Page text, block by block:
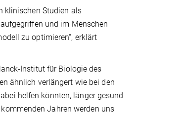
klinischen Studien als
und im Menschen
zu optimieren“, erklärt
Institut für Biologie des
ähnlich verlängert wie bei den
helfen könnten, länger gesund
Jahren werden uns